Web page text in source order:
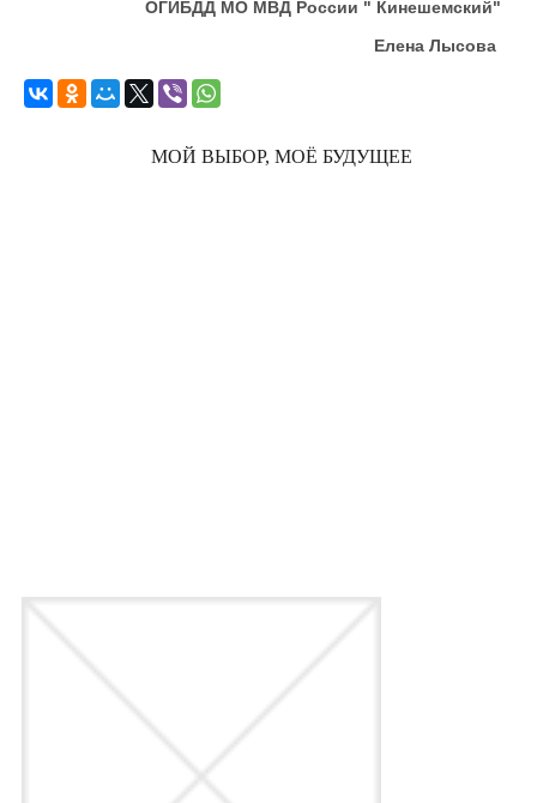
ОГИБДД МО МВД России " Кинешемский"
Елена Лысова
МОЙ ВЫБОР, МОЁ БУДУЩЕЕ